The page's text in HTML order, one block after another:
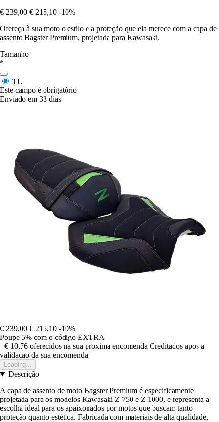
€ 239,00 € 215,10 -10%
Ofereça à sua moto o estilo e a proteção que ela merece com a capa de
assento Bagster Premium, projetada para Kawasaki.
Tamanho
*
TU
Este campo é obrigatório
Enviado em 33 dias
€ 239,00 € 215,10 -10%
Poupe 5% com o código EXTRA
+€ 10,76 oferecidos na sua proxima encomenda Creditados apos a
validacao da sua encomenda
Loading...
Descrição
A capa de assento de moto Bagster Premium é especificamente
projetada para os modelos Kawasaki Z 750 e Z 1000, e representa a
escolha ideal para os apaixonados por motos que buscam tanto
proteção quanto estética. Fabricada com materiais de alta qualidade,